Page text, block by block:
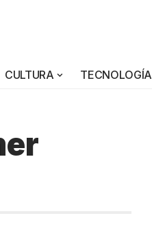
CULTURA TECNOLOGÍA